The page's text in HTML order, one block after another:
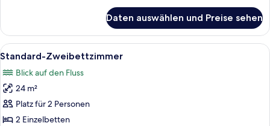
Daten auswählen und Preise sehen
Alle
Fotos
für
Standard-
Zweibettzimmer
anzeigen
Ein Hotelzimmer mit zwei Betten,
8
Standard-Zweibettzimmer
Blick auf den Fluss
24 m²
Platz für 2 Personen
2 Einzelbetten